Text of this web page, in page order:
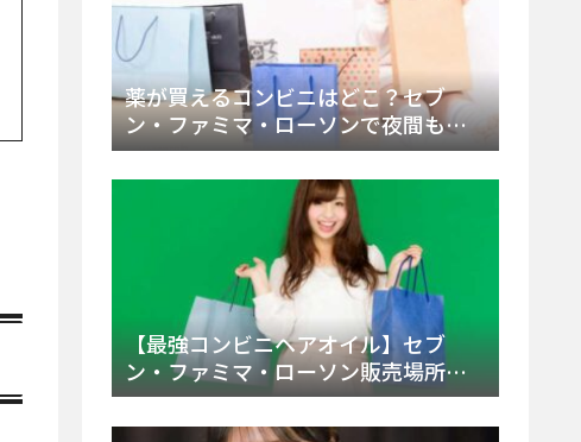
薬が買えるコンビニはどこ？セブ
ン・ファミマ・ローソンで夜間も買
える市販薬の種類と販売店の探し方
【2025年最新】
【最強コンビニヘアオイル】セブ
ン・ファミマ・ローソン販売場所
は？今すぐ買えるおすすめ市販品を
徹底調査！